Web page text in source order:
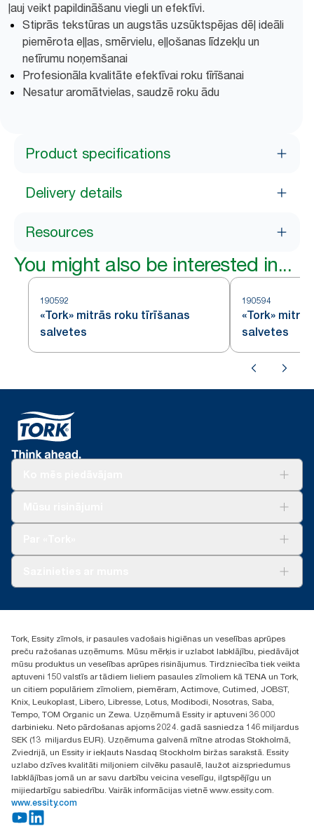
ļauj veikt papildināšanu viegli un efektīvi.
Stiprās tekstūras un augstās uzsūktspējas dēļ ideāli
piemērota eļļas, smērvielu, eļļošanas līdzekļu un
netīrumu noņemšanai
Profesionāla kvalitāte efektīvai roku tīrīšanai
Nesatur aromātvielas, saudzē roku ādu
Product specifications
Delivery details
Resources
You might also be interested in...
190592
«Tork» mitrās roku tīrīšanas
salvetes
190594
«Tork»
salvetes
+371 29141799
Atrast izplatītāju
Ulbrokas street 19A
Riga, Latvija
LV-1028
Tork, Essity zīmols, ir pasaules vadošais higiēnas un veselības aprūpes
preču ražošanas uzņēmums. Mūsu mērķis ir uzlabot labklājību, piedāvājot
mūsu produktus un veselības aprūpes risinājumus. Tirdzniecība tiek veikta
aptuveni 150 valstīs ar tādiem lieliem pasaules zīmoliem kā TENA un Tork,
un citiem populāriem zīmoliem, piemēram, Actimove, Cutimed, JOBST,
Knix, Leukoplast, Libero, Libresse, Lotus, Modibodi, Nosotras, Saba,
Tempo, TOM Organic un Zewa. Uzņēmumā Essity ir aptuveni 36 000
darbinieku. Neto pārdošanas apjoms 2024. gadā sasniedza 146 miljardus
SEK (13 miljardus EUR). Uzņēmuma galvenā mītne atrodas Stokholmā,
Zviedrijā, un Essity ir iekļauts Nasdaq Stockholm biržas sarakstā. Essity
uzlabo dzīves kvalitāti miljoniem cilvēku pasaulē, laužot aizspriedumus
labklājības jomā un ar savu darbību veicina veselīgu, ilgtspējīgu un
mijiedarbīgu sabiedrību. Vairāk informācijas vietnē www.essity.com.
www.essity.com